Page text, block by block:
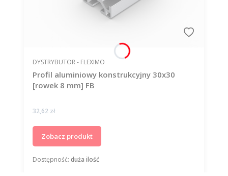
Profil aluminiowy konstrukcyjny 30x30
[rowek 8 mm] FB
PRODUCENT
DYSTRYBUTOR - FLEXIMO
Cena
32,62 zł
Zobacz produkt
Dostępność: duża ilość